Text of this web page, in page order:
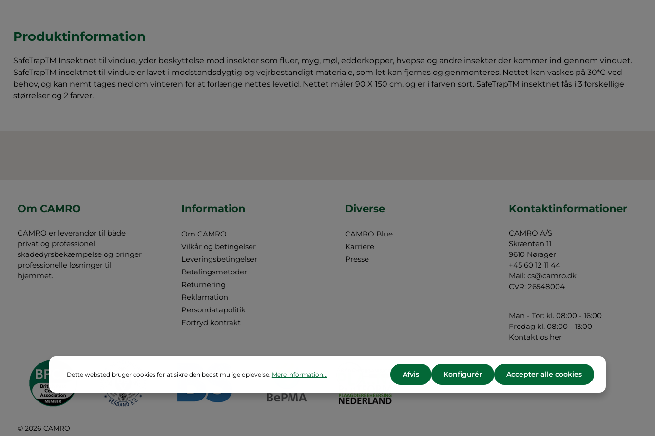
Produktinformation
SafeTrapTM Insektnet til vindue, yder beskyttelse mod insekter som fluer, myg, møl, edderkopper, hvepse og andre insekter der kommer ind gennem vinduet.
SafeTrapTM insektnet til vindue er lavet i modstandsdygtig og vejrbestandigt materiale, som let kan fjernes og genmonteres. Nettet kan vaskes på 30*C ved
behov, og kan nemt tages ned om vinteren for at forlænge nettes levetid. Nettet måler 90 X 150 cm. og er i farven sort. SafeTrapTM insektnet fås i 3 forskellige
størrelser og 2 farver.
Om CAMRO
CAMRO er leverandør til både
privat og professionel
skadedyrsbekæmpelse og bringer
professionelle løsninger til
hjemmet.
Information
Om CAMRO
Vilkår og betingelser
Leveringsbetingelser
Betalingsmetoder
Returnering
Reklamation
Persondatapolitik
Fortryd kontrakt
Diverse
CAMRO Blue
Karriere
Presse
Kontaktinformationer
CAMRO A/S
Skrænten 11
9610 Nørager
+45 60 12 11 44
Mail: cs@camro.dk
CVR: 26548004
Man - Tor: kl. 08:00 - 16:00
Fredag kl. 08:00 - 13:00
Kontakt os her
© 2026 CAMRO
Dette websted bruger cookies for at sikre den bedst mulige oplevelse. Mere information... Afvis Konfigurér Accepter alle cookies